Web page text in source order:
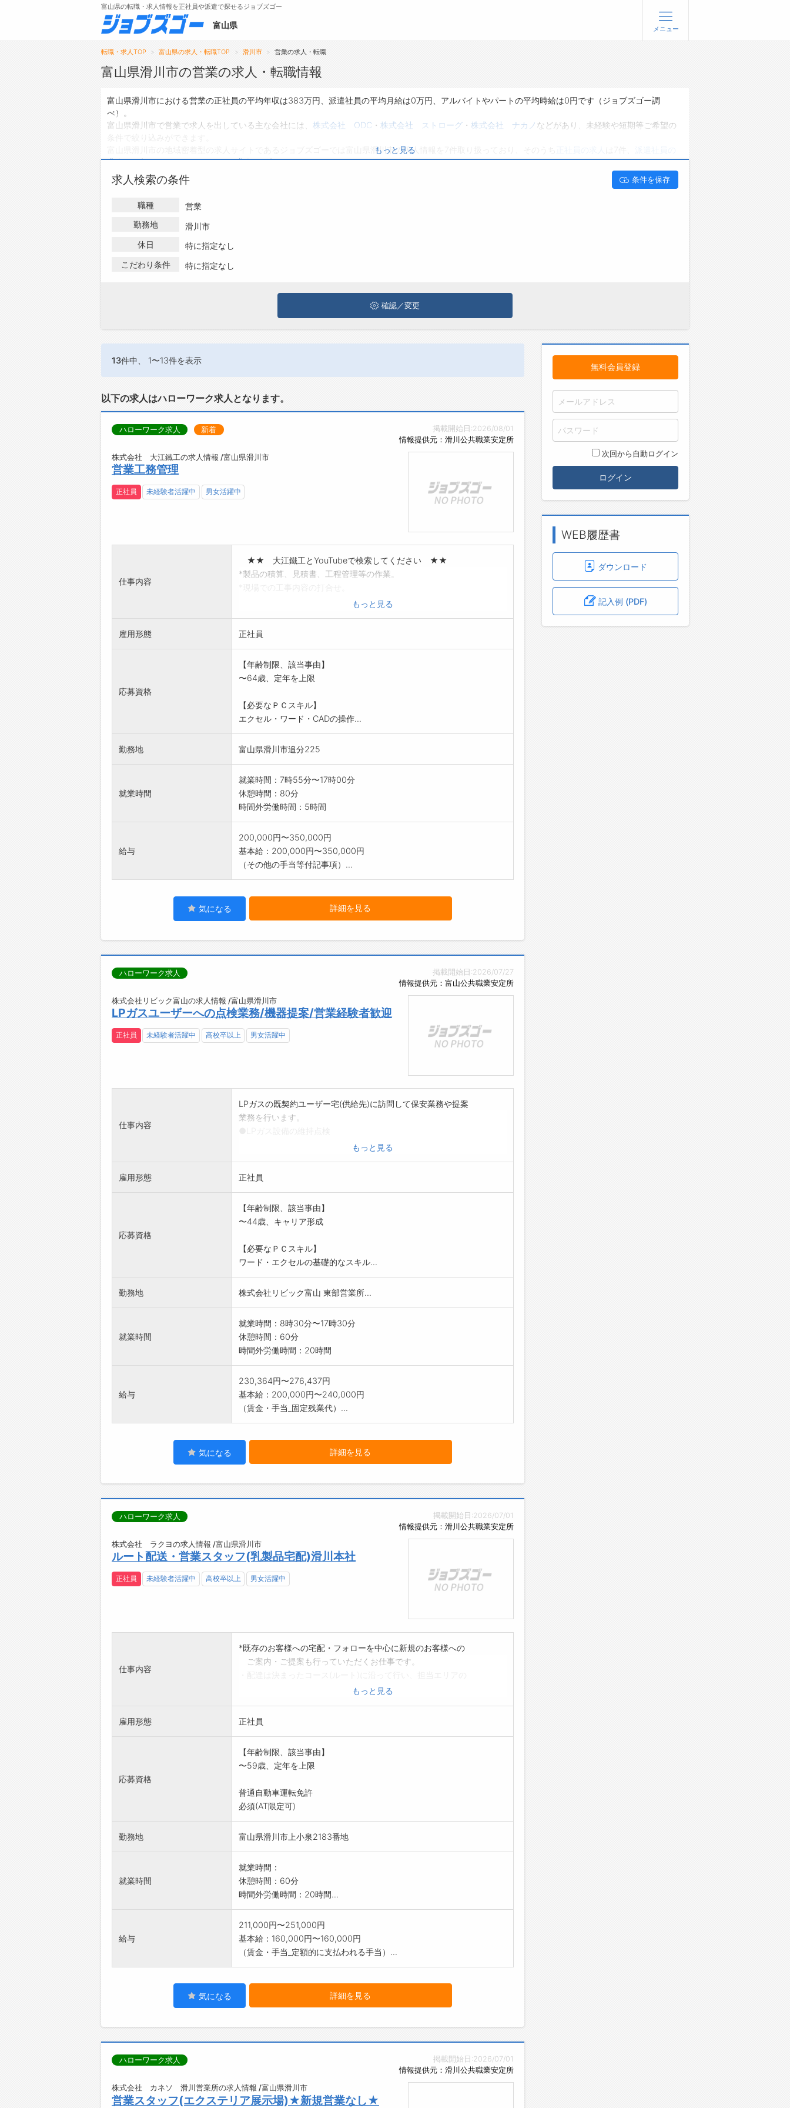
メニュー
トップ
転職支援サービスについて
転職ノウハウ(応募書類の書き方・面接対策な
転職・採用コラム
ジョブズゴーについて
会社概要
富山県の転職・求人情報を正社員や派遣で探せるジョブズゴー
富山県 メニュー
転職・求人TOP 富山県の求人・転職TOP 滑川市 営業の求人・転職
富山県滑川市の営業の求人・転職情報
富山県滑川市における営業の正社員の平均年収は383万円、派遣社員の平均月給は0万円、アルバイトやパートの平均時給は0円です（ジョブズゴー調
べ）。
富山県滑川市で営業で求人を出している主な会社には、 株式会社 ODC ・ 株式会社 ストローグ ・ 株式会社 ナカノ などがあり、未経験や短期等ご希望の
富山県滑川市の地域密着型の求人サイトであるジョブズゴーでは富山県滑川市の求人情報を7件取り扱っており、そのうち
求人は0件、アルバイト・パートの求人は0件です。
ハローワークにはない求人も多数扱っており、転職だけでなく、第二新卒から50代・60代以上の方の再就職も可能です。 富山県滑川市で営業の求人・転職
情報を探している方は、ぜひ興味のある職種に応募してみてくださいね。
もっと見る
求人検索の条件 条件を保存
職種
営業
勤務地
滑川市
休日
特に指定なし
こだわり条件
特に指定なし
確認／変更
13件中、 1〜13件を表示
以下の求人はハローワーク求人となります。
掲載開始日:2026/08/01
情報提供元：滑川公共職業安定所
ハローワーク求人 新着
株式会社 大江鐵工の求人情報 /富山県滑川市
営業工務管理
正社員 未経験者活躍中 男女活躍中
仕事内容
★★ 大江鐵工とYouTubeで検索してください ★★
*製品の積算、見積書、工程管理等の作業。
・CADが読むことが出来れば尚良し。
・丁寧にサポートいたします。
もっと見る
雇用形態 正社員
応募資格
【年齢制限、該当事由】
〜64歳、定年を上限
【必要なＰＣスキル】
エクセル・ワード・CADの操作...
勤務地 富山県滑川市追分225
就業時間
就業時間：7時55分〜17時00分
休憩時間：80分
時間外労働時間：5時間
給与
200,000円〜350,000円
基本給：200,000円〜350,000円
（その他の手当等付記事項）...
気になる 詳細を見る
掲載開始日:2026/07/27
情報提供元：富山公共職業安定所
ハローワーク求人
株式会社リビック富山の求人情報 /富山県滑川市
LPガスユーザーへの点検業務/機器提案/営業経験者歓迎
正社員 未経験者活躍中 高校卒以上 男女活躍中
仕事内容
LPガスの既契約ユーザー宅(供給先)に訪問して保安業務や提案
業務を行います。
〇取扱商品:LPガス(プロパンガス)、住設機器全般
※業務の流れや商品知識は入社後の研修で学びます。
(変更範囲:会社の定める業務)
もっと見る
雇用形態 正社員
応募資格
【年齢制限、該当事由】
〜44歳、キャリア形成
【必要なＰＣスキル】
ワード・エクセルの基礎的なスキル...
勤務地 株式会社リビック富山 東部営業所...
就業時間
就業時間：8時30分〜17時30分
休憩時間：60分
時間外労働時間：20時間
給与
230,364円〜276,437円
基本給：200,000円〜240,000円
（賃金・手当_固定残業代）...
気になる 詳細を見る
掲載開始日:2026/07/01
情報提供元：滑川公共職業安定所
ハローワーク求人
株式会社 ラクヨの求人情報 /富山県滑川市
ルート配送・営業スタッフ(乳製品宅配)滑川本社
正社員 未経験者活躍中 高校卒以上 男女活躍中
仕事内容
*既存のお客様への宅配・フォローを中心に新規のお客様への
ご案内・ご提案も行っていただくお仕事です。
お客様への定期宅配(社用車使用)となります。
ご提案も行っていただきます(ノルマは設けてありません)
※応募される方は、ハローワークから「紹介状」の交付を受けてく
もっと見る
雇用形態 正社員
応募資格
【年齢制限、該当事由】
〜59歳、定年を上限
普通自動車運転免許
必須(AT限定可)
勤務地 富山県滑川市上小泉2183番地
就業時間
就業時間：
休憩時間：60分
時間外労働時間：20時間...
給与
211,000円〜251,000円
基本給：160,000円〜160,000円
（賃金・手当_定額的に支払われる手当）...
気になる 詳細を見る
掲載開始日:2026/07/01
情報提供元：滑川公共職業安定所
ハローワーク求人
株式会社 カネソ 滑川営業所の求人情報 /富山県滑川市
営業スタッフ(エクステリア展示場)★新規営業なし★
無料会員登録
次回から自動ログイン
ログイン
WEB履歴書
ダウンロード
記入例 (PDF)